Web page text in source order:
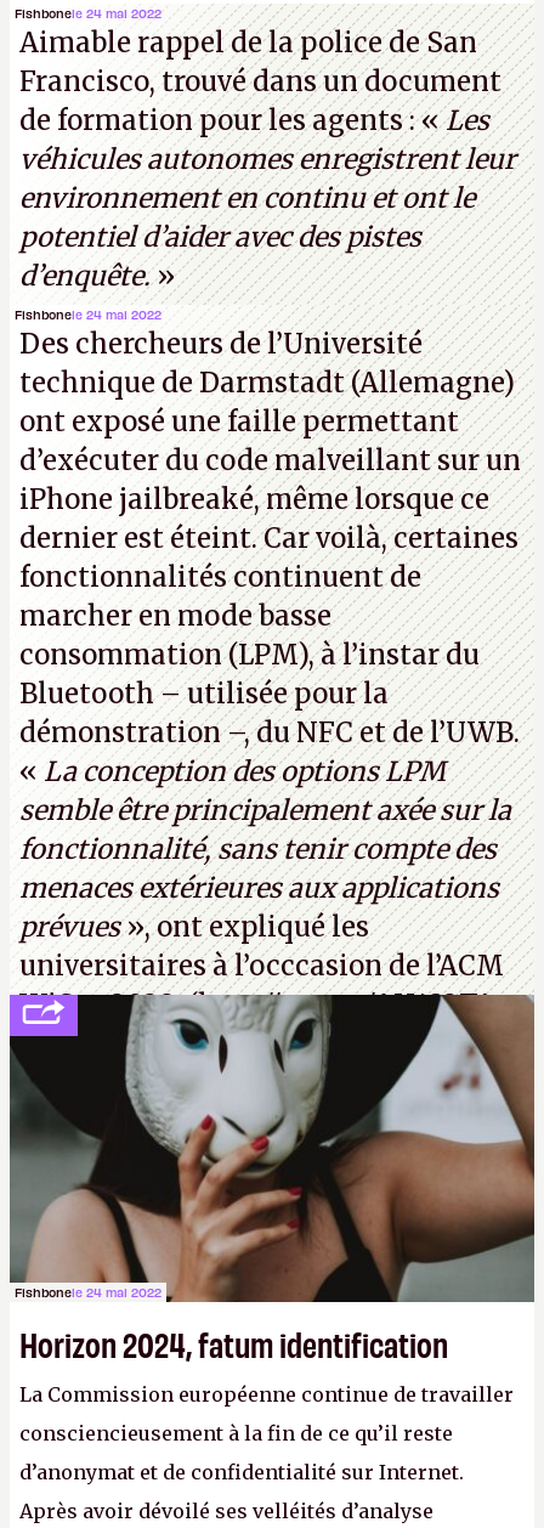
garantir une sécurité inconditionnelle entre des
parties distantes. Vous ne comprenez rien ? C’est
normal, ça fait toujours ça avec le quantique.
(Crédit photo : China Telecom)
Fishbonele 24 mai 2022
Aimable rappel de la police de San
Francisco, trouvé dans un document
de formation pour les agents : «Les
véhicules autonomes enregistrent leur
environnement en continu et ont le
potentiel d’aider avec des pistes
d’enquête.»
Fishbonele 24 mai 2022
Des chercheurs de l’Université
technique de Darmstadt (Allemagne)
ont exposé une faille permettant
d’exécuter du code malveillant sur un
iPhone jailbreaké, même lorsque ce
dernier est éteint. Car voilà, certaines
fonctionnalités continuent de
marcher en mode basse
consommation (LPM), à l’instar du
Bluetooth – utilisée pour la
démonstration –, du NFC et de l’UWB.
« La conception des options LPM
semble être principalement axée sur la
fonctionnalité, sans tenir compte des
menaces extérieures aux applications
prévues», ont expliqué les
universitaires à l’occcasion de l’ACM
WiSec 2022. (http://cpc.cx/AH432T1
(PDF) - Crédit photo : Pexels - Tyler
Lastovich)
Fishbonele 24 mai 2022
Horizon 2024, fatum identification
La Commission européenne continue de travailler
consciencieusement à la fin de ce qu’il reste
d’anonymat et de confidentialité sur Internet.
Après avoir dévoilé ses velléités d’analyse